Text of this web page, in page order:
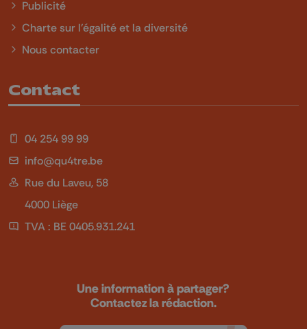
Publicité
Charte sur l'égalité et la diversité
Nous contacter
Contact
04 254 99 99
info@qu4tre.be
Rue du Laveu, 58
4000 Liège
TVA : BE 0405.931.241
Une information à partager?
Contactez la rédaction.